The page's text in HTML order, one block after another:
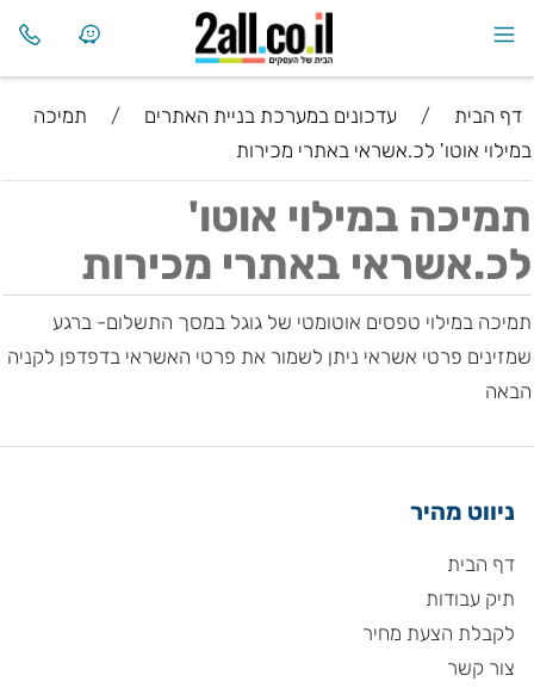
דף הבית / עדכונים במערכת בניית האתרים /
תמיכה
במילוי אוטו' לכ.אשראי באתרי מכירות
תמיכה במילוי אוטו'
לכ.אשראי באתרי מכירות
תמיכה במילוי טפסים אוטומטי של גוגל במסך התשלום- ברגע
שמזינים פרטי אשראי ניתן לשמור את פרטי האשראי בדפדפן לקניה
הבאה
ניווט מהיר
דף הבית
תיק עבודות
לקבלת הצעת מחיר
צור קשר